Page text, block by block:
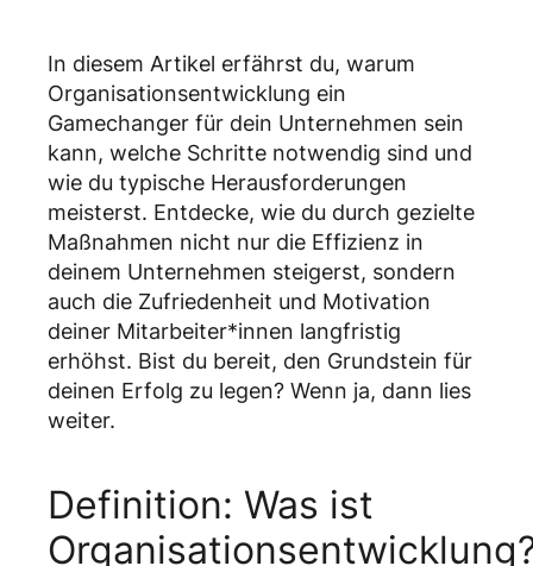
In diesem Artikel erfährst du, warum
Organisationsentwicklung ein
Gamechanger für dein Unternehmen sein
kann, welche Schritte notwendig sind und
wie du typische Herausforderungen
meisterst. Entdecke, wie du durch gezielte
Maßnahmen nicht nur die Effizienz in
deinem Unternehmen steigerst, sondern
auch die Zufriedenheit und Motivation
deiner Mitarbeiter*innen langfristig
erhöhst. Bist du bereit, den Grundstein für
deinen Erfolg zu legen? Wenn ja, dann lies
weiter.
Definition: Was ist